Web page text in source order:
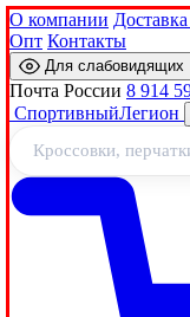
О компании
Опт Контакты
Для слабовидящих
Почта России 8 914
СпортивныйЛегион